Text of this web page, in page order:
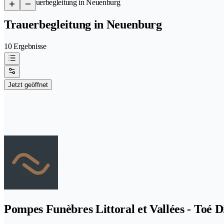
/Trauerbegleitung in Neuenburg
Trauerbegleitung in Neuenburg
10 Ergebnisse
Jetzt geöffnet
Pompes Funèbres Littoral et Vallées - Toé